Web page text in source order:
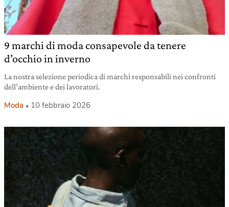
9 marchi di moda consapevole da tenere
d’occhio in inverno
La nostra selezione periodica di marchi responsabili nei confronti
dell’ambiente e dei lavoratori.
Moda 10 febbraio 2026